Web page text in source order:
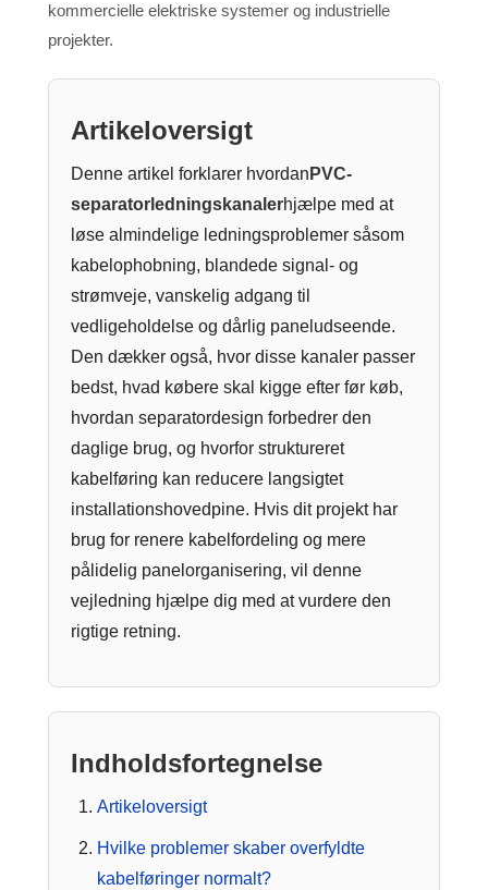
kommercielle elektriske systemer og industrielle
projekter.
Artikeloversigt
Denne artikel forklarer hvordan PVC-
separatorledningskanalerhjælpe med at
løse almindelige ledningsproblemer såsom
kabelophobning, blandede signal- og
strømveje, vanskelig adgang til
vedligeholdelse og dårlig paneludseende.
Den dækker også, hvor disse kanaler passer
bedst, hvad købere skal kigge efter før køb,
hvordan separatordesign forbedrer den
daglige brug, og hvorfor struktureret
kabelføring kan reducere langsigtet
installationshovedpine. Hvis dit projekt har
brug for renere kabelfordeling og mere
pålidelig panelorganisering, vil denne
vejledning hjælpe dig med at vurdere den
rigtige retning.
Indholdsfortegnelse
Artikeloversigt
Hvilke problemer skaber overfyldte
kabelføringer normalt?